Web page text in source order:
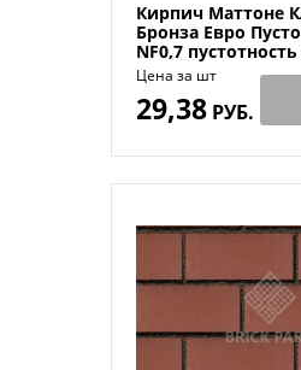
Кирпич Маттоне
Бронза Евро
NF0,7
Цена за шт
29,38РУБ.